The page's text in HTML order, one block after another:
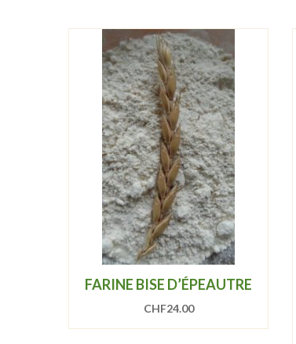
FARINE BISE D’ÉPEAUTRE
CHF24.00